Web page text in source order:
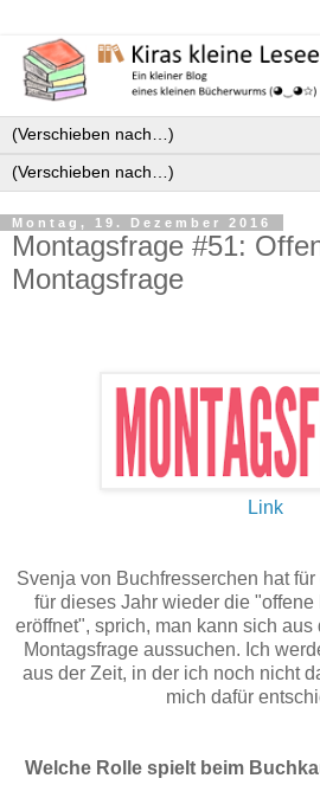
Montag, 19. Dezember 2016
Montagsfrage #51:
Montagsfrage
Link
Svenja von Buchfresserchen hat
für dieses Jahr wieder die
eröffnet", sprich, man kann sich aus
Montagsfrage aussuchen. Ich
aus der Zeit, in der ich noch nicht
mich dafür
Welche Rolle spielt beim